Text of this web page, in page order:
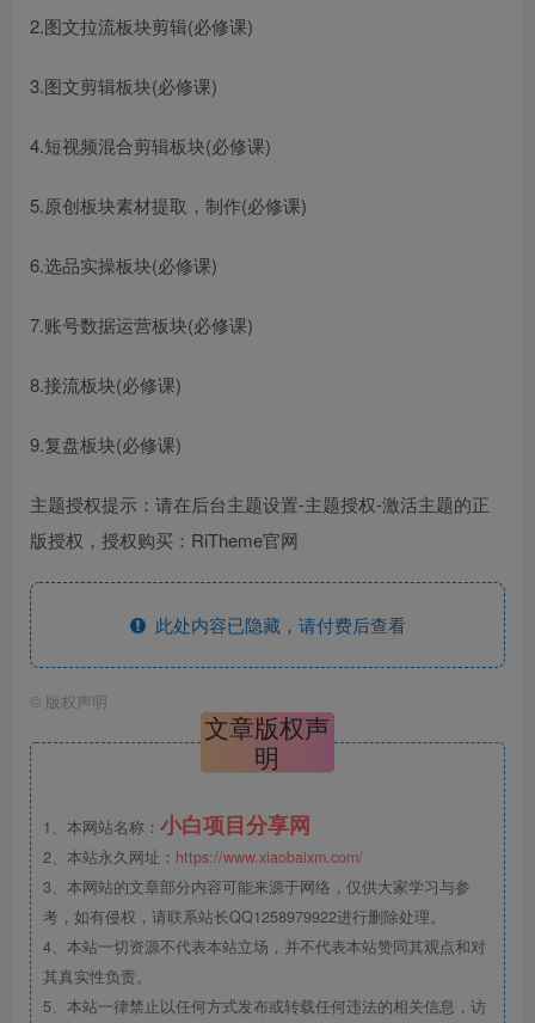
2.图文拉流板块剪辑(必修课)
3.图文剪辑板块(必修课)
4.短视频混合剪辑板块(必修课)
5.原创板块素材提取，制作(必修课)
6.选品实操板块(必修课)
7.账号数据运营板块(必修课)
8.接流板块(必修课)
9.复盘板块(必修课)
主题授权提示：请在后台主题设置-主题授权-激活主题的正
版授权，授权购买：RiTheme官网
此处内容已隐藏，请付费后查看
© 版权声明
文章版权声
明
1、本网站名称： 小白项目分享网
2、本站永久网址： https://www.xiaobaixm.com/
3、本网站的文章部分内容可能来源于网络，仅供大家学习与参
考，如有侵权，请联系站长QQ1258979922进行删除处理。
4、本站一切资源不代表本站立场，并不代表本站赞同其观点和对
其真实性负责。
5、本站一律禁止以任何方式发布或转载任何违法的相关信息，访